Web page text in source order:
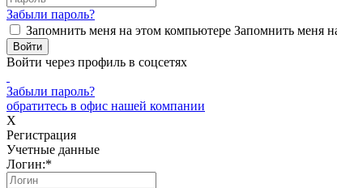
Забыли пароль?
Запомнить меня на этом компьютере Запомнить меня
Войти через профиль в соцсетях
Забыли пароль?
обратитесь в офис нашей компании
X
Регистрация
Учетные данные
Логин:*